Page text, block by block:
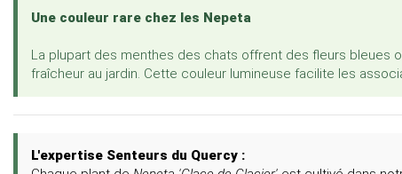
Une couleur rare chez les Nepeta
La plupart des menthes des chats offrent des fleurs bleues
fraîcheur au jardin. Cette couleur lumineuse facilite les
L'expertise Senteurs du Quercy :